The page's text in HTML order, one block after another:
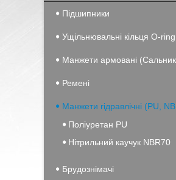
Підшипники
Ущільнювальні кільця O-ring
Манжети армовані
Ремені
Манжети гідравлічні (PU,
Поліуретан PU
Нітрильний каучук NBR70
Брудознімачі